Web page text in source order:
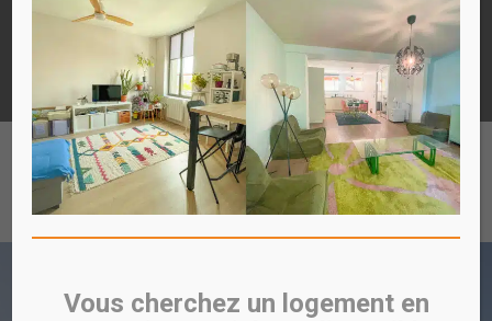
ACHETER
UN APPARTEMENT
UN APPARTEMENT /
STATIONNEMENT
ACCÈS
LOCATAIRES / PROPRIÉTAIRES
ACCÈS
COPROPRIÉTAIRES
le
menu
Vous cherchez un logement en